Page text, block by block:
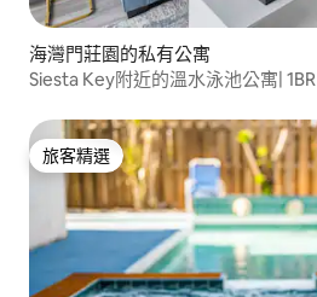
海灣門莊園的私有公寓
Siesta Key附近的溫水泳池公寓| 1BR
旅客精選
旅客精選